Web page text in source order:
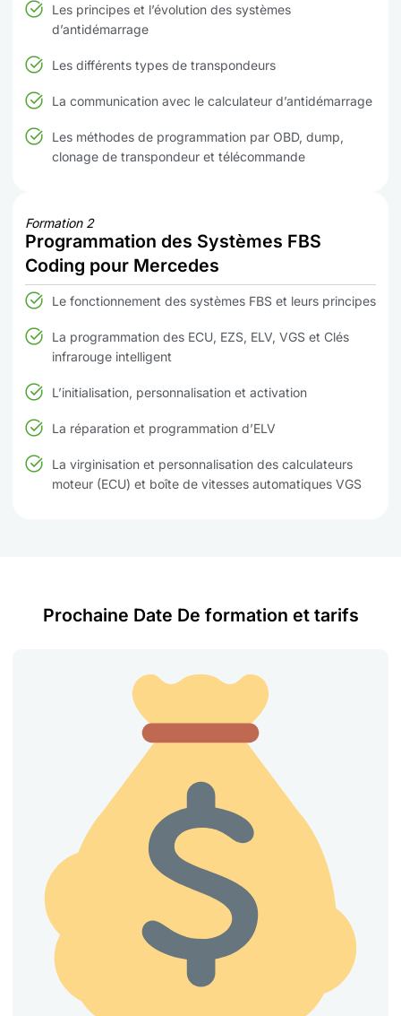
Les principes et l’évolution des systèmes
d’antidémarrage
Les différents types de transpondeurs
La communication avec le calculateur d’antidémarrage
Les méthodes de programmation par OBD, dump,
clonage de transpondeur et télécommande
Formation 2
Programmation des Systèmes FBS
Coding pour Mercedes
Le fonctionnement des systèmes FBS et leurs principes
La programmation des ECU, EZS, ELV, VGS et Clés
infrarouge intelligent
L’initialisation, personnalisation et activation
La réparation et programmation d’ELV
La virginisation et personnalisation des calculateurs
moteur (ECU) et boîte de vitesses automatiques VGS
Prochaine Date De formation et tarifs